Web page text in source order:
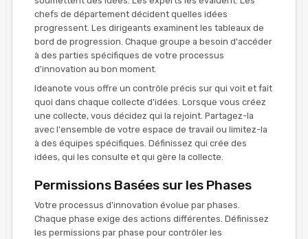
chefs de département décident quelles idées
progressent. Les dirigeants examinent les tableaux de
bord de progression. Chaque groupe a besoin d'accéder
à des parties spécifiques de votre processus
d'innovation au bon moment.
Ideanote vous offre un contrôle précis sur qui voit et fait
quoi dans chaque collecte d'idées. Lorsque vous créez
une collecte, vous décidez qui la rejoint. Partagez-la
avec l'ensemble de votre espace de travail ou limitez-la
à des équipes spécifiques. Définissez qui crée des
idées, qui les consulte et qui gère la collecte.
Permissions Basées sur les Phases
Votre processus d'innovation évolue par phases.
Chaque phase exige des actions différentes. Définissez
les permissions par phase pour contrôler les